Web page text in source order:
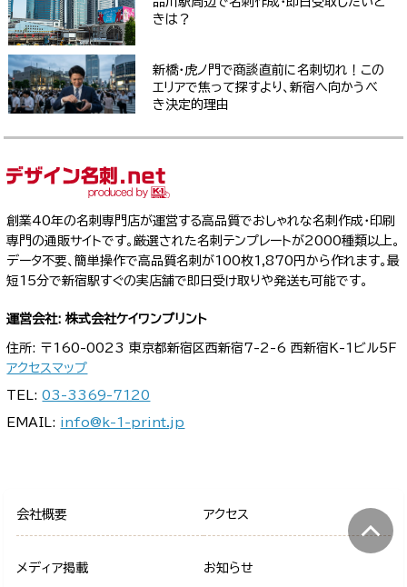
きは？
新橋・虎ノ門で商談直前に名刺切れ！この
エリアで焦って探すより、新宿へ向かうべ
き決定的理由
創業40年の名刺専門店が運営する高品質でおしゃれな名刺作成・印刷
専門の通販サイトです。厳選された名刺テンプレートが2000種類以上。
データ不要、簡単操作で高品質名刺が100枚1,870円から作れます。最
短15分で新宿駅すぐの実店舗で即日受け取りや発送も可能です。
運営会社: 株式会社ケイワンプリント
住所: 〒160-0023 東京都新宿区西新宿7-2-6 西新宿K-1ビル5F
アクセスマップ
TEL:03-3369-7120
EMAIL: info@k-1-print.jp
会社概要 アクセス
メディア掲載 お知らせ